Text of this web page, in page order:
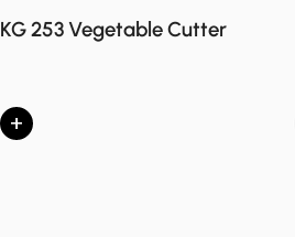
KG 253 Vegetable Cutter
+